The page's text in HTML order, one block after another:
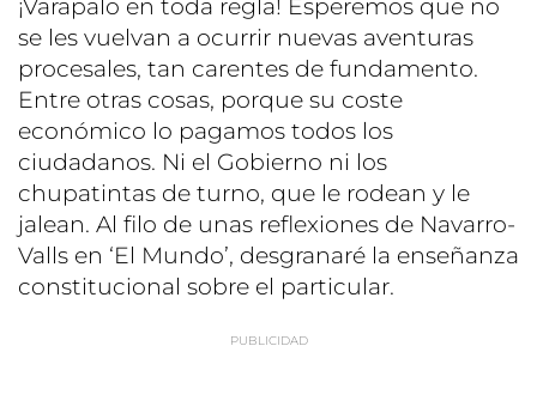
¡Varapalo en toda regla! Esperemos que no
se les vuelvan a ocurrir nuevas aventuras
procesales, tan carentes de fundamento.
Entre otras cosas, porque su coste
económico lo pagamos todos los
ciudadanos. Ni el Gobierno ni los
chupatintas de turno, que le rodean y le
jalean. Al filo de unas reflexiones de Navarro-
Valls en ‘El Mundo’, desgranaré la enseñanza
constitucional sobre el particular.